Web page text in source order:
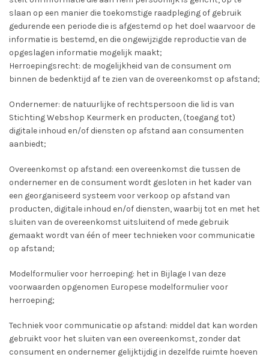
slaan op een manier die toekomstige raadpleging of gebruik
gedurende een periode die is afgestemd op het doel waarvoor de
informatie is bestemd, en die ongewijzigde reproductie van de
opgeslagen informatie mogelijk maakt;
Herroepingsrecht: de mogelijkheid van de consument om
binnen de bedenktijd af te zien van de overeenkomst op afstand;
Ondernemer: de natuurlijke of rechtspersoon die lid is van
Stichting Webshop Keurmerk en producten, (toegang tot)
digitale inhoud en/of diensten op afstand aan consumenten
aanbiedt;
Overeenkomst op afstand: een overeenkomst die tussen de
ondernemer en de consument wordt gesloten in het kader van
een georganiseerd systeem voor verkoop op afstand van
producten, digitale inhoud en/of diensten, waarbij tot en met het
sluiten van de overeenkomst uitsluitend of mede gebruik
gemaakt wordt van één of meer technieken voor communicatie
op afstand;
Modelformulier voor herroeping: het in Bijlage I van deze
voorwaarden opgenomen Europese modelformulier voor
herroeping;
Techniek voor communicatie op afstand: middel dat kan worden
gebruikt voor het sluiten van een overeenkomst, zonder dat
consument en ondernemer gelijktijdig in dezelfde ruimte hoeven